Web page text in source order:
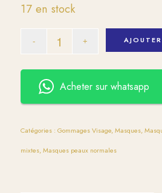
17 en stock
Acheter sur whatsapp
Catégories : Gommages Visage,Masques,
mixtes,Masques peaux normales